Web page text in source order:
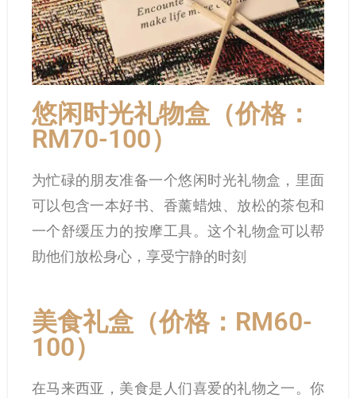
悠闲时光礼物盒（价格：
RM70-100）
为忙碌的朋友准备一个悠闲时光礼物盒，里面
可以包含一本好书、香薰蜡烛、放松的茶包和
一个舒缓压力的按摩工具。这个礼物盒可以帮
助他们放松身心，享受宁静的时刻
美食礼盒（价格：RM60-
100）
在马来西亚，美食是人们喜爱的礼物之一。你